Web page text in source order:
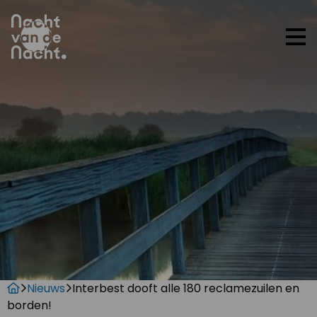
Nieuws Interbest dooft alle 180 reclamezuilen en
borden!